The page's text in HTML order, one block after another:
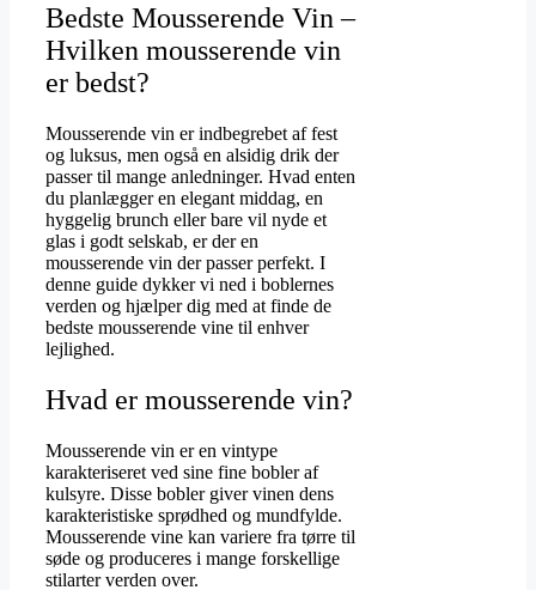
Bedste Mousserende Vin –
Hvilken mousserende vin
er bedst?
Mousserende vin er indbegrebet af fest
og luksus, men også en alsidig drik der
passer til mange anledninger. Hvad enten
du planlægger en elegant middag, en
hyggelig brunch eller bare vil nyde et
glas i godt selskab, er der en
mousserende vin der passer perfekt. I
denne guide dykker vi ned i boblernes
verden og hjælper dig med at finde de
bedste mousserende vine til enhver
lejlighed.
Hvad er mousserende vin?
Mousserende vin er en vintype
karakteriseret ved sine fine bobler af
kulsyre. Disse bobler giver vinen dens
karakteristiske sprødhed og mundfylde.
Mousserende vine kan variere fra tørre til
søde og produceres i mange forskellige
stilarter verden over.